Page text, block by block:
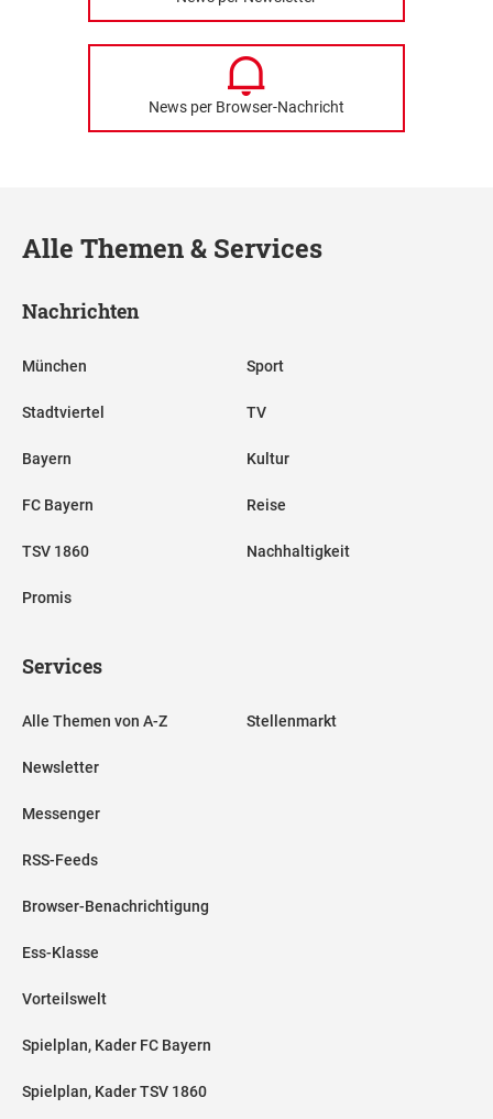
News per Browser-Nachricht
Alle Themen & Services
Nachrichten
München
Stadtviertel
Bayern
FC Bayern
TSV 1860
Promis
Sport
TV
Kultur
Reise
Nachhaltigkeit
Services
Alle Themen von A-Z
Newsletter
Messenger
RSS-Feeds
Browser-Benachrichtigung
Ess-Klasse
Vorteilswelt
Spielplan, Kader FC Bayern
Spielplan, Kader TSV 1860
Stellenmarkt